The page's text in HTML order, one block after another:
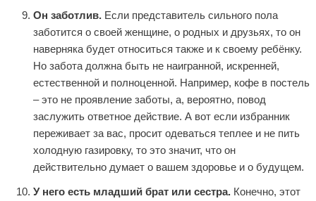
Он заботлив. Если представитель сильного пола
заботится о своей женщине, о родных и друзьях, то он
наверняка будет относиться также и к своему ребёнку.
Но забота должна быть не наигранной, искренней,
естественной и полноценной. Например, кофе в постель
– это не проявление заботы, а, вероятно, повод
заслужить ответное действие. А вот если избранник
переживает за вас, просит одеваться теплее и не пить
холодную газировку, то это значит, что он
действительно думает о вашем здоровье и о будущем.
У него есть младший брат или сестра. Конечно, этот